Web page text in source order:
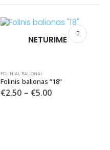
NETURIME
FOLINIAI, BALIONAI
Folinis balionas “18”
€2.50 – €5.00